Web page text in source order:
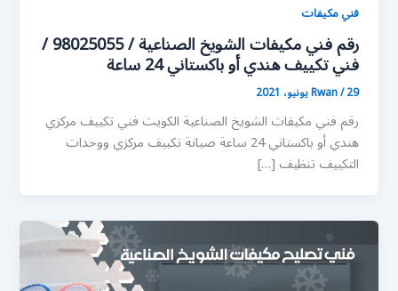
فني مكيفات
رقم فني مكيفات الشويخ الصناعية / 98025055 /
فني تكييف هندي أو باكستاني 24 ساعة
Rwan/29 يونيو، 2021
رقم فني مكيفات الشويخ الصناعية الكويت فني تكييف مركزي
هندي أو باكستاني 24 ساعة صيانة تكييف مركزي ووحدات
التكييف تنظيف […]